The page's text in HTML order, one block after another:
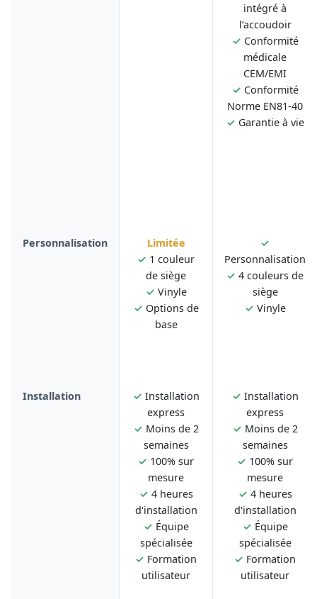
intégré à
l’accoudoir
✓ Conformité
médicale
CEM/EMI
✓ Conformité
Norme EN81-40
✓ Garantie à vie
Personnalisation
Limitée
✓ 1 couleur
de siège
✓ Vinyle
✓ Options de
base
✓
Personnalisation
✓ 4 couleurs de
siège
✓ Vinyle
Installation ✓ Installation
express
✓ Moins de 2
semaines
✓ 100% sur
mesure
✓ 4 heures
d'installation
✓ Équipe
spécialisée
✓ Formation
utilisateur
✓ Installation
express
✓ Moins de 2
semaines
✓ 100% sur
mesure
✓ 4 heures
d'installation
✓ Équipe
spécialisée
✓ Formation
utilisateur